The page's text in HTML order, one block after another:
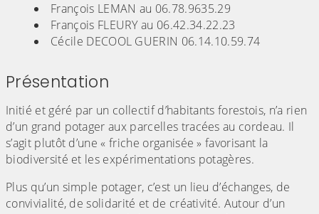
François LEMAN au 06.78.9635.29
François FLEURY au 06.42.34.22.23
Cécile DECOOL GUERIN 06.14.10.59.74
Présentation
Initié et géré par un collectif d’habitants forestois, n’a rien
d’un grand potager aux parcelles tracées au cordeau. Il
s’agit plutôt d’une « friche organisée » favorisant la
biodiversité et les expérimentations potagères.
Plus qu’un simple potager, c’est un lieu d’échanges, de
convivialité, de solidarité et de créativité. Autour d’un